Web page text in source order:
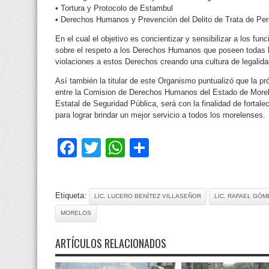
• Tortura y Protocolo de Estambul
• Derechos Humanos y Prevención del Delito de Trata de
En el cual el objetivo es concientizar y sensibilizar a los
sobre el respeto a los Derechos Humanos que poseen
violaciones a estos Derechos creando una cultura de
Así también la titular de este Organismo puntualizó que la
entre la Comision de Derechos Humanos del Estado de
Estatal de Seguridad Pública, será con la finalidad de
para lograr brindar un mejor servicio a todos los morelenses.
Facebook
TwitterWhatsApp
Etiqueta: LIC. LUCERO BENÍTEZ VILLASEÑOR LIC. RAFAEL
MORELOS
ARTÍCULOS RELACIONADOS